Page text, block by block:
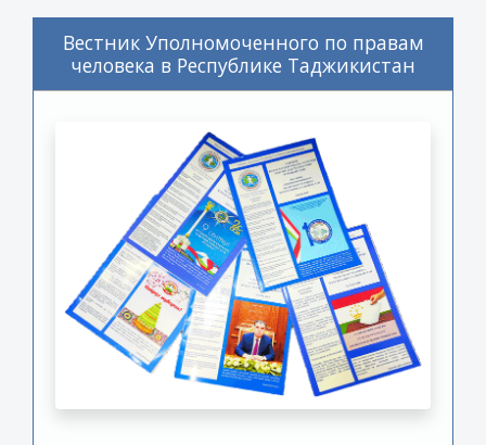
Вестник Уполномоченного по правам
человека в Республике Таджикистан